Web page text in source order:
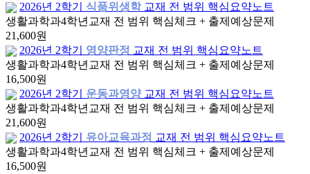
2026년 2학기
식품위생학 교재 전 범위 핵심요약노트
생활과학과4학년 교재 전 범위 핵심체크 + 출제예상문제
21,600원
2026년 2학기
영양판정 교재 전 범위 핵심요약노트
생활과학과4학년 교재 전 범위 핵심체크 + 출제예상문제
16,500원
2026년 2학기
운동과영양 교재 전 범위 핵심요약노트
생활과학과4학년 교재 전 범위 핵심체크 + 출제예상문제
21,600원
2026년 2학기
유아교육과정 교재 전 범위 핵심요약노트
생활과학과4학년 교재 전 범위 핵심체크 + 출제예상문제
16,500원